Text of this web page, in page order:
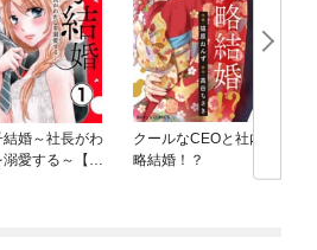
結婚～社長がわ
溺愛する～【マ
クールなCEOと社内政
略結婚！？